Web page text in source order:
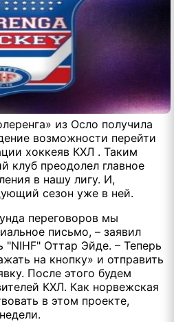
из Осло получила
возможности перейти
хоккеяв КХЛ . Таким
клуб преодолел главное
в нашу лигу. И,
сезон уже в ней.
переговоров мы
письмо, – заявил
"NIHF" Оттар Эйде. – Теперь
на кнопку» и отправить
После этого будем
КХЛ. Как норвежская
в этом проекте,